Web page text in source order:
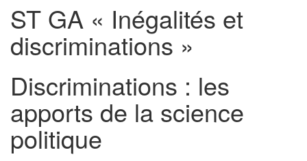
ST GA « Inégalités et
discriminations »
Discriminations : les
apports de la science
politique